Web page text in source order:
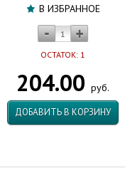
В ИЗБРАННОЕ
ОСТАТОК: 1
204.00 руб.
ДОБАВИТЬ В КОРЗИНУ